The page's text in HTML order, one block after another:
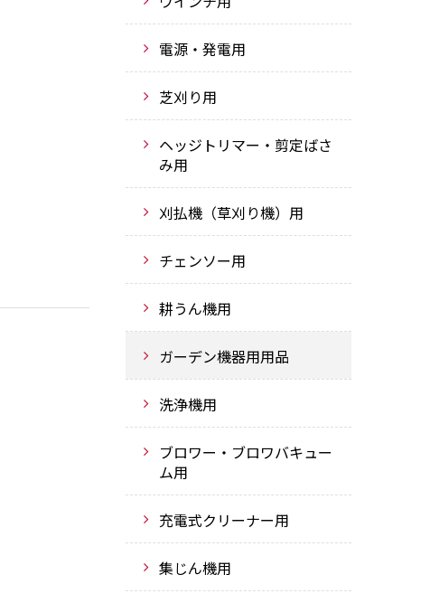
電源・発電用
芝刈り用
ヘッジトリマー・剪定ばさ
み用
刈払機（草刈り機）用
チェンソー用
耕うん機用
ガーデン機器用用品
洗浄機用
ブロワー・ブロワバキュー
ム用
充電式クリーナー用
集じん機用